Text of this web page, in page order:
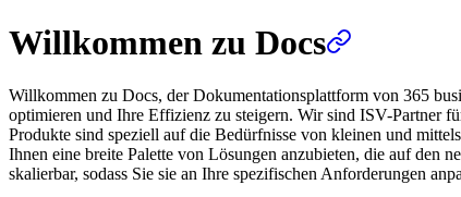
Willkommen zu Docs
Willkommen zu Docs, der Dokumentationsplattform von 365
optimieren und Ihre Effizienz zu steigern. Wir sind ISV-Partner
Produkte sind speziell auf die Bedürfnisse von kleinen und
Ihnen eine breite Palette von Lösungen anzubieten, die auf den
skalierbar, sodass Sie sie an Ihre spezifischen Anforderungen